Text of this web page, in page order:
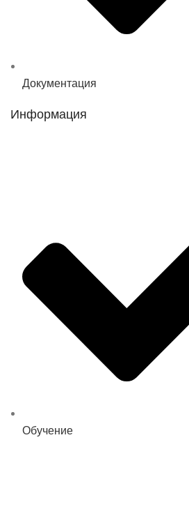
Документация
Информация
Обучение